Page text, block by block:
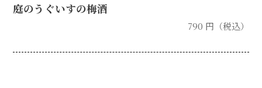
庭のうぐいすの梅酒
790 円（税込）